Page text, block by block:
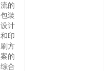
流的
包装
设计
和印
刷方
案的
综合